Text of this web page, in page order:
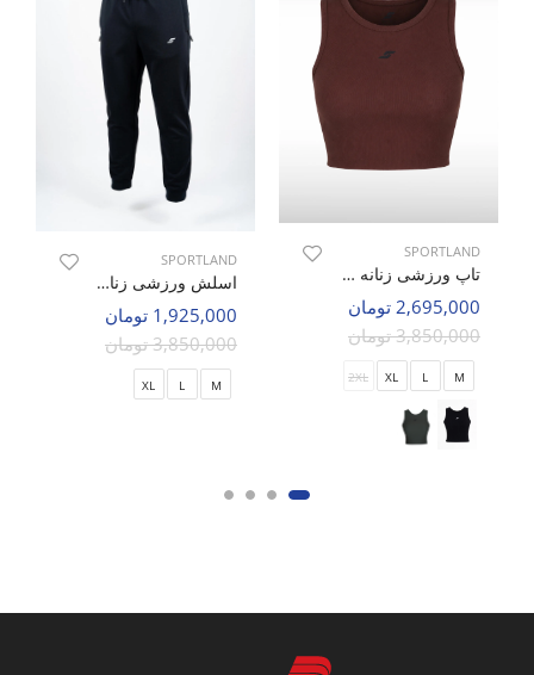
SPORTLAND
تاپ ورزشی زنانه اسپورتلند SHIFT Active W
2,695,000 تومان
3,850,000 تومان
M
L
XL
2XL
SPORTLAND
اسلش ورزشی زنانه اسپورتلند SwiftPro W
1,925,000 تومان
3,850,000 تومان
M
L
XL